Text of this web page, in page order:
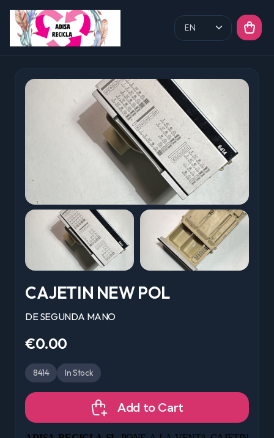
CAJETIN NEW POL
DE SEGUNDA MANO
€0.00
8414 In Stock
Add to Cart